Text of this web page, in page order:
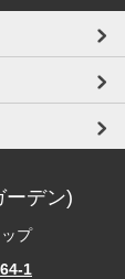
ーデン)
プ
1